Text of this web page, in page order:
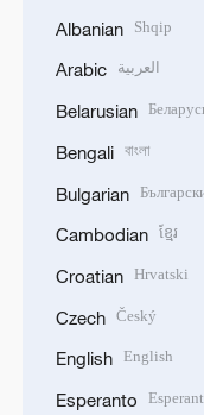
Albanian Shqip
Arabic العربية
Belarusian
Bengali বাংলা
Bulgarian
Cambodian ខ្មែរ
Croatian Hrvatski
Czech Český
English English
Esperanto